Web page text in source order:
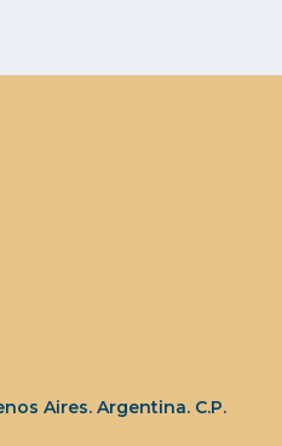
Aires. Argentina. C.P.